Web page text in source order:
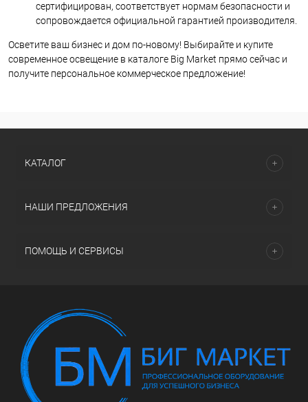
сертифицирован, соответствует нормам безопасности и
сопровождается официальной гарантией производителя.
Осветите ваш бизнес и дом по-новому! Выбирайте и купите
современное освещение в каталоге Big Market прямо сейчас и
получите персональное коммерческое предложение!
КАТАЛОГ
НАШИ ПРЕДЛОЖЕНИЯ
ПОМОЩЬ И СЕРВИСЫ